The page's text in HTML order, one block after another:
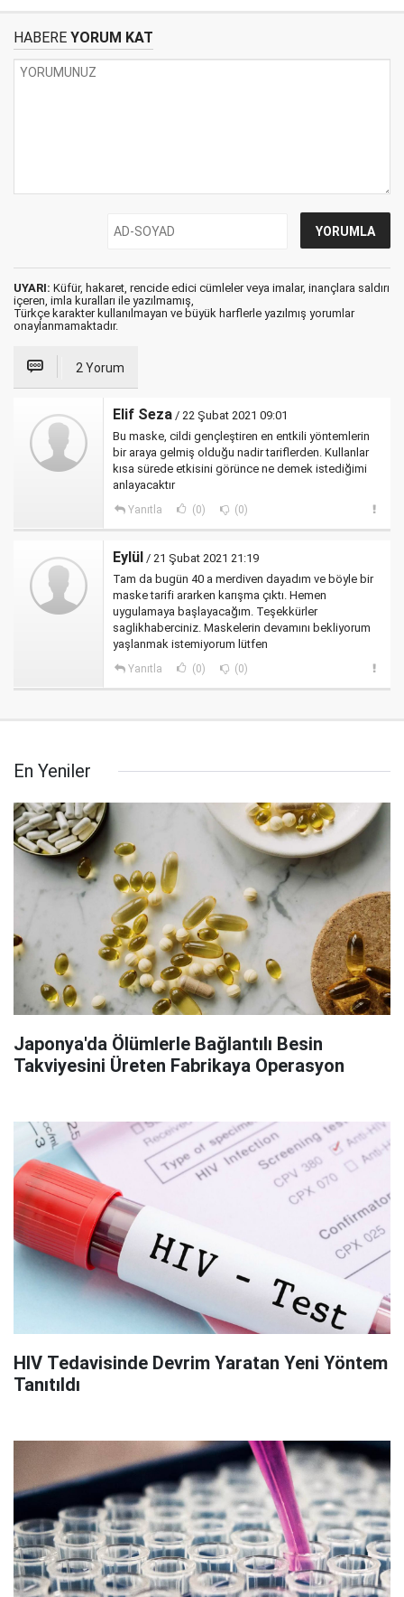
HABERE YORUM KAT
UYARI: Küfür, hakaret, rencide edici cümleler veya imalar, inançlara saldırı
içeren, imla kuralları ile yazılmamış,
Türkçe karakter kullanılmayan ve büyük harflerle yazılmış yorumlar
onaylanmamaktadır.
2 Yorum
Elif Seza / 22 Şubat 2021 09:01
Bu maske, cildi gençleştiren en entkili yöntemlerin
bir araya gelmiş olduğu nadir tariflerden. Kullanlar
kısa sürede etkisini görünce ne demek istediğimi
anlayacaktır
Yanıtla (0) (0)
Eylül / 21 Şubat 2021 21:19
Tam da bugün 40 a merdiven dayadım ve böyle bir
maske tarifi ararken karışma çıktı. Hemen
uygulamaya başlayacağım. Teşekkürler
saglikhaberciniz. Maskelerin devamını bekliyorum
yaşlanmak istemiyorum lütfen
Yanıtla (0) (0)
En Yeniler
Japonya'da Ölümlerle Bağlantılı Besin
Takviyesini Üreten Fabrikaya Operasyon
HIV Tedavisinde Devrim Yaratan Yeni Yöntem
Tanıtıldı